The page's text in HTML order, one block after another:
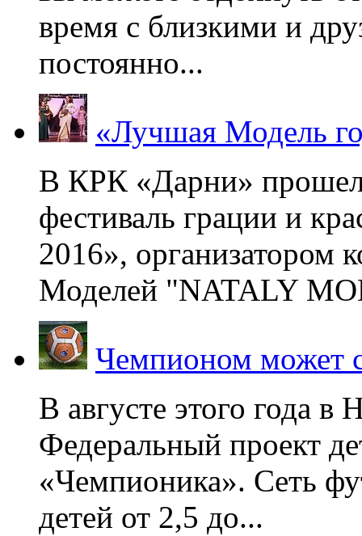
время с близкими и
постоянно...
«Лучшая Модель
В КРК «Дарни»
фестиваль грации и
2016», организатором
Моделей "NATALY
Чемпионом может
В августе этого года
Федеральный проект
«Чемпионика». Сеть
детей от 2,5 до...